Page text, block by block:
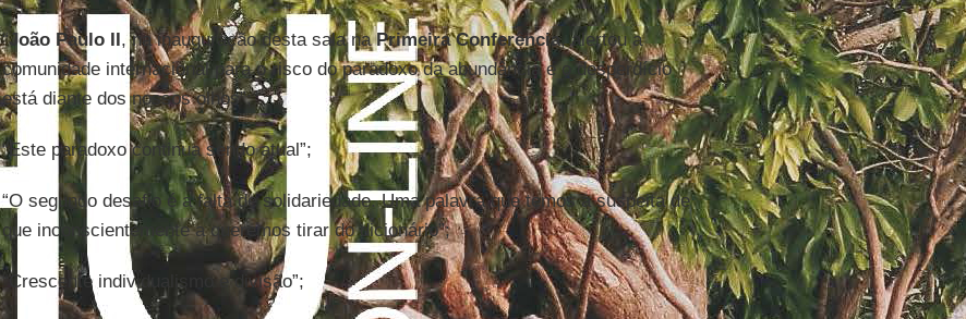
“João Paulo II, na inauguração desta sala naPrimeira Conferência, alertou a
comunidade internacional para o risco do paradoxo da abundância e o desperdício
está diante dos nossos olhos”;
“Este paradoxo continua sendo atual”;
“O segundo desafio é a falta de solidariedade. Uma palavra que temos a suspeita de
que inconscientemente a queremos tirar do dicionário”;
“Crescente individualismo e divisão”;